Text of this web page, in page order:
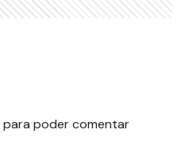
para poder comentar